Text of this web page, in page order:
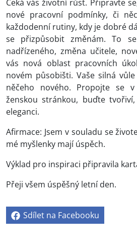
Čeká vás životní růst. Připravte
nové pracovní podmínky, či
každodenní rutiny, kdy je dobré
se přizpůsobit změnám. To
nadřízeného, změna učitele,
vás nová oblast pracovních
novém působišti. Vaše silná
něčeho nového. Propojte se
ženskou stránkou, buďte
eleganci.
Afirmace: Jsem v souladu se
mé myšlenky mají úspěch.
Výklad pro inspiraci připravila
Přeji všem úspěšný letní den.
Sdílet na Facebooku